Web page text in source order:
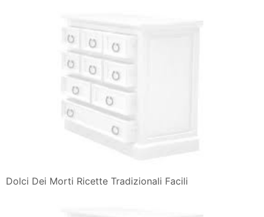
Dolci Dei Morti Ricette Tradizionali Facili